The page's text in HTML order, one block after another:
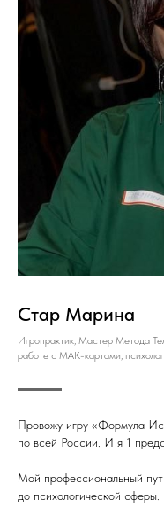
Стар Марина
Игропрактик, Мастер Метода
работе с МАК-картами,
Провожу игру «Формула
по всей России. И я 1
Мой профессиональный
до психологической сферы.